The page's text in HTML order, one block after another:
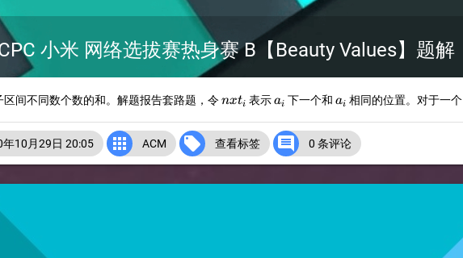
小米 网络选拔赛热身赛 B【Beauty Values】题解
区间不同数个数的和。解题报告套路题，令nxt_i
nxti 表示a_i
ai 下一个和 a_i
ai 相同的位置。对于一个
年10月29日 20:05  ACM  查看标签  0 条评论